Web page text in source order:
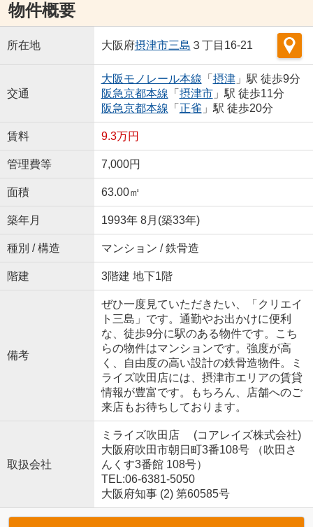
物件概要
所在地 大阪府摂津市三島 ３丁目16-21
交通
大阪モノレール本線 「 摂津」駅 徒歩9分
阪急京都本線 「 摂津市」駅 徒歩11分
阪急京都本線 「 正雀 」駅 徒歩20分
賃料 9.3万円
管理費等 7,000円
面積 63.00㎡
築年月 1993年 8月(築33年)
種別 / 構造 マンション / 鉄骨造
階建 3階建 地下1階
備考
ぜひ一度見ていただきたい、「クリエイ
ト三島」です。通勤やお出かけに便利
な、徒歩9分に駅のある物件です。こち
らの物件はマンションです。強度が高
く、自由度の高い設計の鉄骨造物件。ミ
ライズ吹田店には、摂津市エリアの賃貸
情報が豊富です。もちろん、店舗へのご
来店もお待ちしております。
取扱会社
ミライズ吹田店 (コアレイズ株式会社)
大阪府吹田市朝日町3番108号 （吹田さ
んくす3番館 108号）
TEL:06-6381-5050
大阪府知事 (2) 第60585号